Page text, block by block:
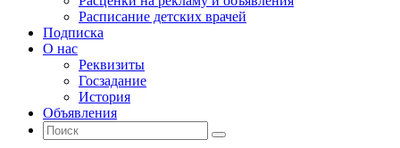
Расписание детских врачей
Подписка
О нас
Реквизиты
Госзадание
История
Объявления
Поиск
Искать:
Поиск